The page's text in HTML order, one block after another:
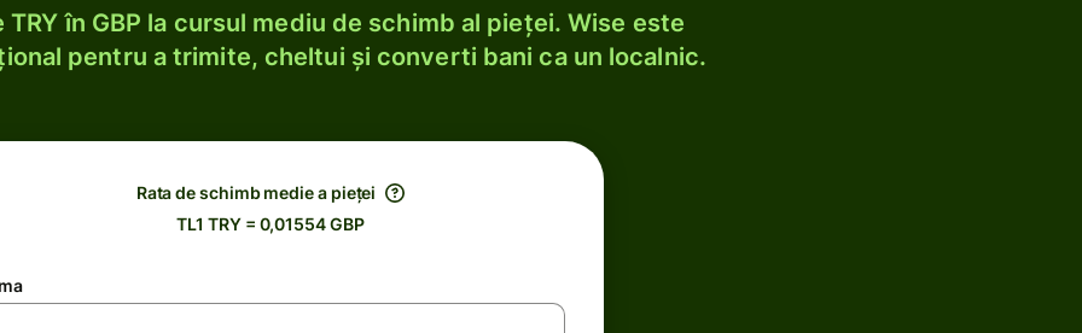
în GBP la cursul mediu de schimb al pieței. Wise este
pentru a trimite, cheltui și converti bani ca un localnic.
Rata de schimb medie a pieței
TL1 TRY = 0,01554 GBP